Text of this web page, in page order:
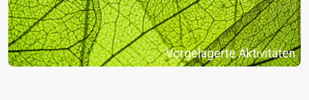
Vorgelagerte Aktivitäten